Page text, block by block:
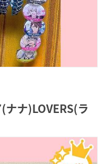
ナナ)LOVERS(ラ